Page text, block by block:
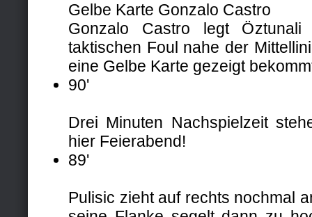
Gelbe Karte Gonzalo Castro
Gonzalo Castro legt
taktischen Foul nahe der
eine Gelbe Karte gezeigt
90'
Drei Minuten Nachspielzeit
hier Feierabend!
89'
Pulisic zieht auf rechts nochmal